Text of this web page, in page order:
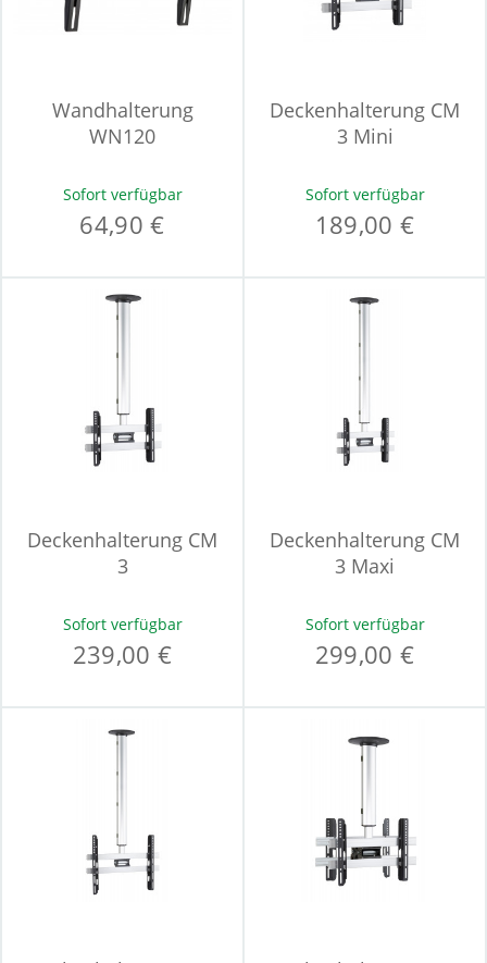
Wandhalterung
WN120
Sofort verfügbar
64,90 €
Deckenhalterung CM
3 Mini
Sofort verfügbar
189,00 €
Deckenhalterung CM
3
Sofort verfügbar
239,00 €
Deckenhalterung CM
3 Maxi
Sofort verfügbar
299,00 €